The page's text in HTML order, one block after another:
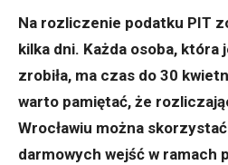
Na rozliczenie podatku PIT
kilka dni. Każda osoba,
zrobiła, ma czas do 30
warto pamiętać, że
Wrocławiu można
darmowych wejść w ramach